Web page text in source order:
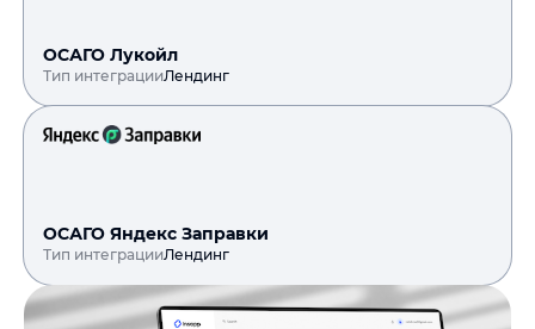
ОСАГО Лукойл
Тип интеграцииЛендинг
ОСАГО Яндекс Заправки
Тип интеграцииЛендинг